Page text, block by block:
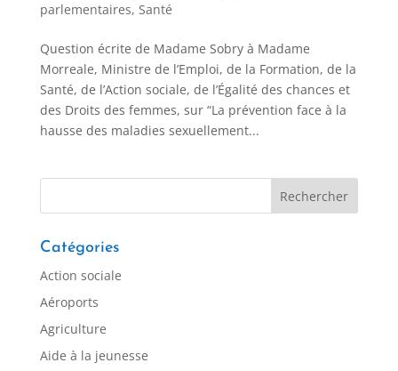
parlementaires, Santé
Question écrite de Madame Sobry à Madame
Morreale, Ministre de l’Emploi, de la Formation, de la
Santé, de l’Action sociale, de l’Égalité des chances et
des Droits des femmes, sur “La prévention face à la
hausse des maladies sexuellement...
Catégories
Action sociale
Aéroports
Agriculture
Aide à la jeunesse